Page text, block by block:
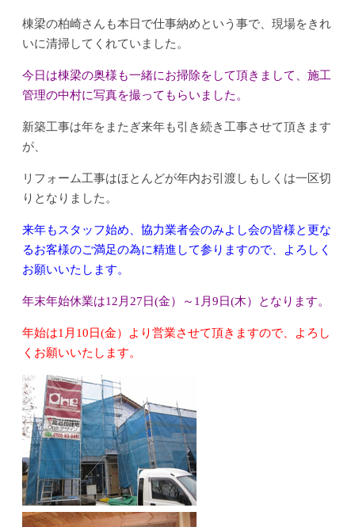
棟梁の柏崎さんも本日で仕事納めという事で、現場をきれ
いに清掃してくれていました。
今日は棟梁の奥様も一緒にお掃除をして頂きまして、施工
管理の中村に写真を撮ってもらいました。
新築工事は年をまたぎ来年も引き続き工事させて頂きます
が、
リフォーム工事はほとんどが年内お引渡しもしくは一区切
りとなりました。
来年もスタッフ始め、協力業者会のみよし会の皆様と更な
るお客様のご満足の為に精進して参りますので、よろしく
お願いいたします。
年末年始休業は12月27日(金）～1月9日(木）となります。
年始は1月10日(金）より営業させて頂きますので、よろし
くお願いいたします。